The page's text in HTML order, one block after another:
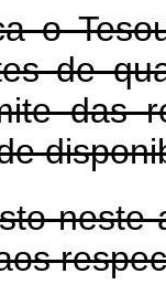
de
das
neste